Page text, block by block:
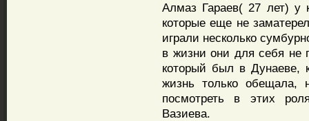
Алмаз Гараев( 27 лет)
которые еще не
играли несколько
в жизни они для себя не
который был в Дунаеве,
жизнь только обещала,
посмотреть в этих
Вазиева.